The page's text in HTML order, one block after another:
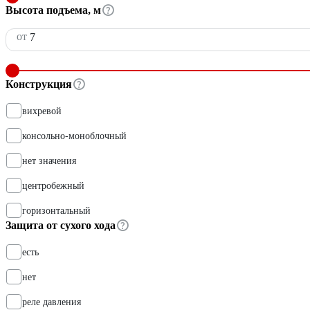
Высота подъема, м
от
Конструкция
вихревой
консольно-моноблочный
нет значения
центробежный
горизонтальный
Защита от сухого хода
есть
нет
реле давления